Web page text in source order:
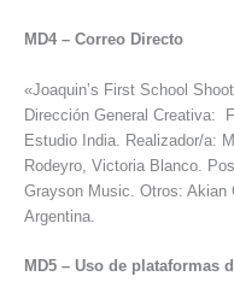
MD4 – Correo Directo
«Joaquin’s First School
Dirección General Creativa:
Estudio India. Realizador/a:
Rodeyro, Victoria Blanco.
Grayson Music. Otros: Akian
Argentina.
MD5 – Uso de plataformas